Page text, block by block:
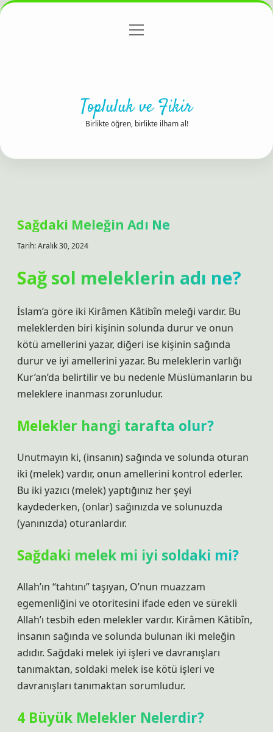
Gizlilik Politikası
menüyü
Topluluk ve Fikir
Birlikte öğren, birlikte ilham al!
Sağdaki Meleğin Adı Ne
Tarih: Aralık 30, 2024
Sağ sol meleklerin adı ne?
İslam’a göre iki Kirâmen Kâtibîn meleği vardır. Bu
meleklerden biri kişinin solunda durur ve onun
kötü amellerini yazar, diğeri ise kişinin sağında
durur ve iyi amellerini yazar. Bu meleklerin varlığı
Kur’an’da belirtilir ve bu nedenle Müslümanların bu
meleklere inanması zorunludur.
Melekler hangi tarafta olur?
Unutmayın ki, (insanın) sağında ve solunda oturan
iki (melek) vardır, onun amellerini kontrol ederler.
Bu iki yazıcı (melek) yaptığınız her şeyi
kaydederken, (onlar) sağınızda ve solunuzda
(yanınızda) oturanlardır.
Sağdaki melek mi iyi soldaki mi?
Allah’ın “tahtını” taşıyan, O’nun muazzam
egemenliğini ve otoritesini ifade eden ve sürekli
Allah’ı tesbih eden melekler vardır. Kirâmen Kâtibîn,
insanın sağında ve solunda bulunan iki meleğin
adıdır. Sağdaki melek iyi işleri ve davranışları
tanımaktan, soldaki melek ise kötü işleri ve
davranışları tanımaktan sorumludur.
4 Büyük Melekler Nelerdir?